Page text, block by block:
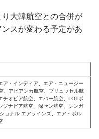
大韓航空との合併が
スが変わる予定があ
ア・インディア、エア・ニュージー
、アビアンカ航空、ブリュッセル航
チオピア航空、エバー航空、LOTポ
ジナビア航空、深セン航空、シンガ
ョナル エアラインズ、エア・ポル